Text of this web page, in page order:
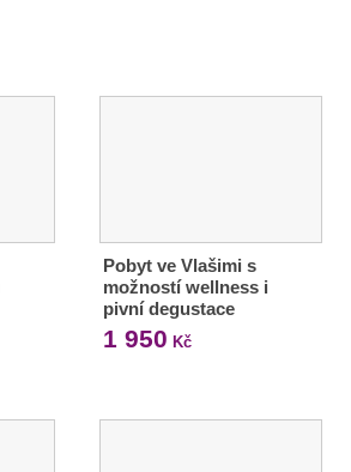
Pobyt ve Vlašimi s
možností wellness i
pivní degustace
1 950 Kč